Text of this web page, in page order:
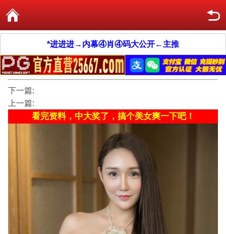
*进进进→内幕④肖④码大公开←主推
下一篇:
上一篇:
看完资料，中大奖了，搞个美女爽一下吧！